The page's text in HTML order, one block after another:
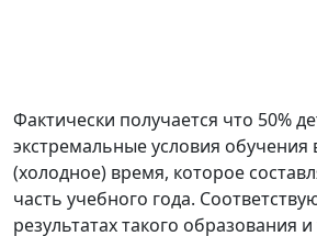
Фактически получается что 50%
экстремальные условия обучения
(холодное) время, которое
часть учебного года.
результатах такого образования